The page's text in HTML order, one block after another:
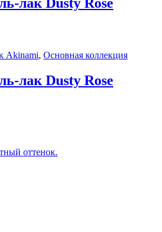
Akinami, Основная коллекция
лак Dusty Rose
оттенок.